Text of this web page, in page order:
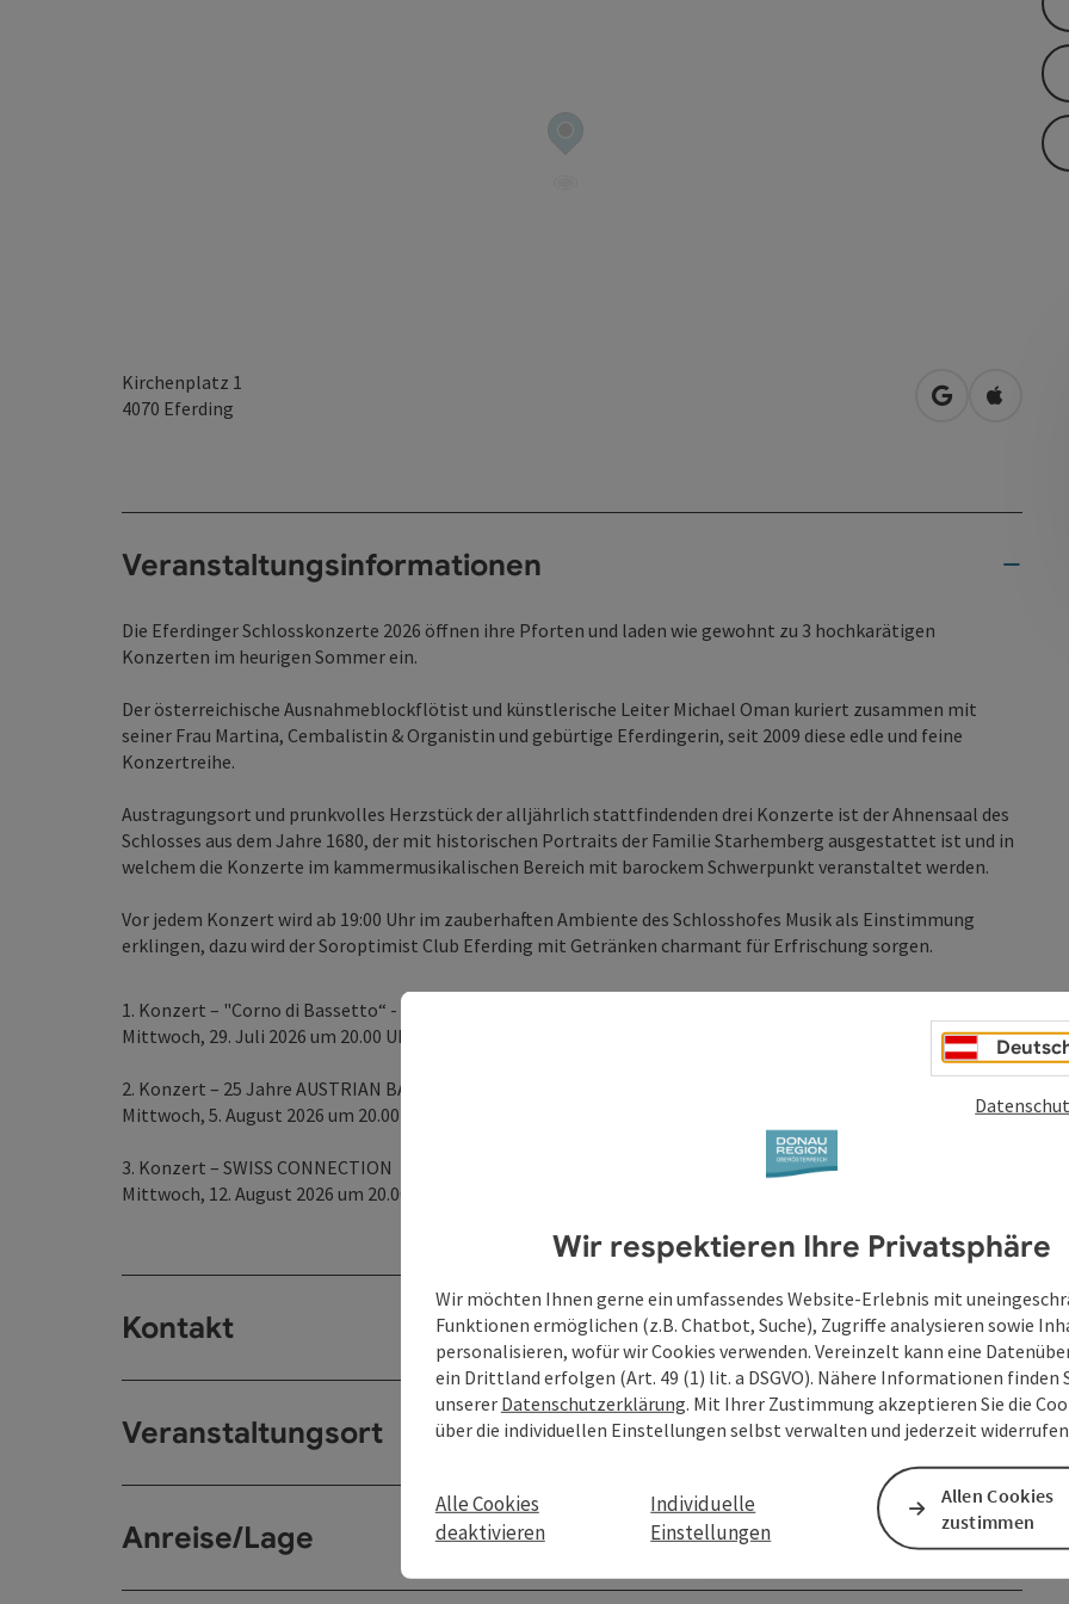
Kirchenplatz 1
4070 Eferding in Googlein Apple
Veranstaltungsinformationen
Die Eferdinger Schlosskonzerte 2026 öffnen ihre Pforten und laden wie gewohnt zu 3 hochkarätigen
Konzerten im heurigen Sommer ein.
Der österreichische Ausnahmeblockflötist und künstlerische Leiter Michael Oman kuriert zusammen mit
seiner Frau Martina, Cembalistin & Organistin und gebürtige Eferdingerin, seit 2009 diese edle und feine
Konzertreihe.
Austragungsort und prunkvolles Herzstück der alljährlich stattfindenden drei Konzerte ist der Ahnensaal des
Schlosses aus dem Jahre 1680, der mit historischen Portraits der Familie Starhemberg ausgestattet ist und in
welchem die Konzerte im kammermusikalischen Bereich mit barockem Schwerpunkt veranstaltet werden.
Vor jedem Konzert wird ab 19:00 Uhr im zauberhaften Ambiente des Schlosshofes Musik als Einstimmung
erklingen, dazu wird der Soroptimist Club Eferding mit Getränken charmant für Erfrischung sorgen.
1. Konzert – "Corno di Bassetto“ - Clarinet surprise!
Mittwoch, 29. Juli 2026 um 20.00 Uhr im Ahnensaal
2. Konzert – 25 Jahre AUSTRIAN BAROQUE COMPANY
Mittwoch, 5. August 2026 um 20.00 Uhr im Ahnensaal
3. Konzert – SWISS CONNECTION
Mittwoch, 12. August 2026 um 20.00 Uhr im Ahnensaal
Kontakt
Veranstaltungsort
Anreise/Lage
Wir respektieren Ihre Privatsphäre
Wir möchten Ihnen gerne ein umfassendes Website-Erlebnis mit
Funktionen ermöglichen (z.B. Chatbot, Suche), Zugriffe analysieren sowie
personalisieren, wofür wir Cookies verwenden. Vereinzelt kann eine
ein Drittland erfolgen (Art. 49 (1) lit. a DSGVO). Nähere Informationen finden
unserer Datenschutzerklärung. Mit Ihrer Zustimmung akzeptieren Sie die
über die individuellen Einstellungen selbst verwalten und jederzeit
Alle Cookies
deaktivieren
Individuelle
Einstellungen
Allen Cookies
zustimmen